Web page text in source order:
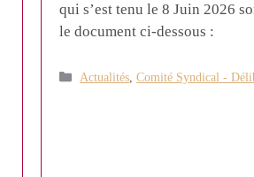
qui s’est tenu le 8 Juin 2026
le document ci-dessous :
Catégories
Actualités ,Comité Syndical -